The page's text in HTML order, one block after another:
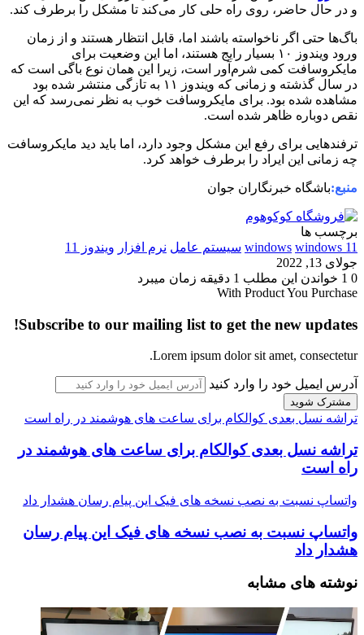
و در حال حاضر، روی راه حلی کار می‌کند تا مشکل را برطرف کند.
باگ‌ها حتی اگر ناخواسته باشند اما، قابل انتظار هستند و از زمان
ورود ویندوز ۱۰ بسیار رایج هستند، اما این وضعیت برای
مایکروسافت کمی شرم‌آور است، زیرا این همان نوع باگی است که
در سال گذشته و زمانی که ویندوز ۱۱ به تازگی منتشر شده بود
مشاهده شده بود. برای مایکروسافت خوب به نظر نمی‌رسد که این
نقص دوباره ظاهر شده است.
ترفند‌هایی برای رفع این مشکل وجود دارد، اما باید دید مایکروسافت
چه زمانی این ایراد را برطرف خواهد کرد.
منبع:باشگاه خبرنگاران جوان
برچسب ها
windows windows 11 سیستم عامل نرم افزار ویندوز 11
جولای 13, 2022
0
خواندن این مطلب 1 دقیقه زمان میبرد
With Product You Purchase
Subscribe to our mailing list to get the new updates!
Lorem ipsum dolor sit amet, consectetur.
آدرس ایمیل خود را وارد کنید
تراشه نسل بعدی کوالکام برای ساعت های هوشمند در راه است
تراشه نسل بعدی کوالکام برای ساعت های هوشمند در
راه است
واتساپ نسبت به نصب نسخه های فیک این پیام رسان هشدار داد
واتساپ نسبت به نصب نسخه های فیک این پیام رسان
هشدار داد
نوشته های مشابه